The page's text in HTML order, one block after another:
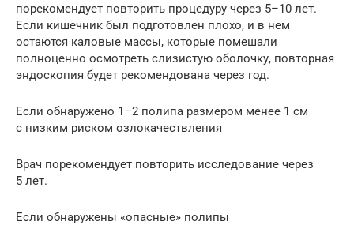
порекомендует повторить процедуру через 5–10 лет.
Если кишечник был подготовлен плохо, и в нем
остаются каловые массы, которые помешали
полноценно осмотреть слизистую оболочку, повторная
эндоскопия будет рекомендована через год.
Если обнаружено 1–2 полипа размером менее 1 см
с низким риском озлокачествления
Врач порекомендует повторить исследование через
5 лет.
Если обнаружены «опасные» полипы